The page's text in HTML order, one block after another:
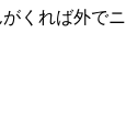
くれば外でニ